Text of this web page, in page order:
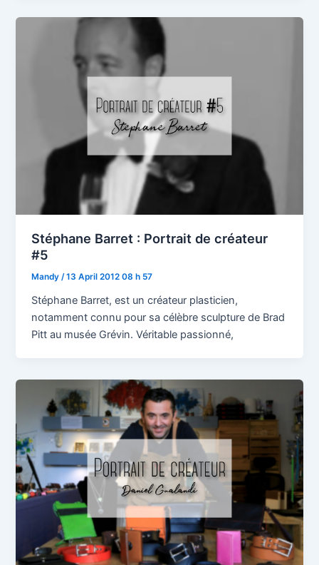
Stéphane Barret : Portrait de créateur
#5
Mandy /13 April 2012 08 h 57
Stéphane Barret, est un créateur plasticien,
notamment connu pour sa célèbre sculpture de Brad
Pitt au musée Grévin. Véritable passionné,